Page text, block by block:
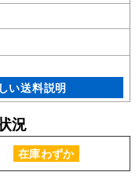
い送料説明
況
在庫わずか